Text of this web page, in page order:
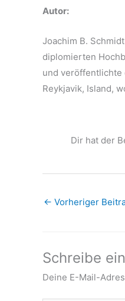
Autor:
Joachim B.
diplomierten
und veröffentlichte
Reykjavik, Island,
Dir hat der
← Vorheriger
Schreibe
Deine E-Mail-